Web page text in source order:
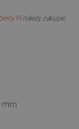
Pinależy zakupić
mm